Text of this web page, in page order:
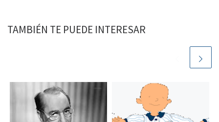
TAMBIÉN TE PUEDE INTERESAR